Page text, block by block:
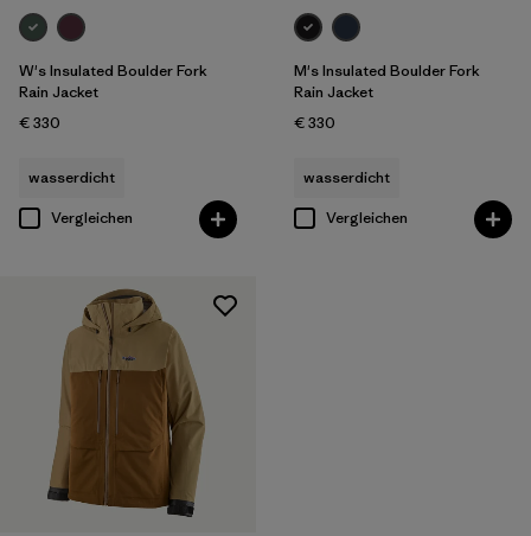
W's Insulated Boulder Fork
Rain Jacket
€ 330
wasserdicht
Vergleichen
M's Insulated Boulder Fork
Rain Jacket
€ 330
wasserdicht
Vergleichen